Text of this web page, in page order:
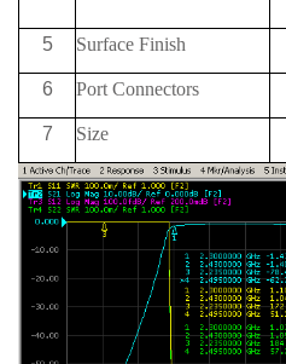
5 Surface Finish
6 Port Connectors
7 Size